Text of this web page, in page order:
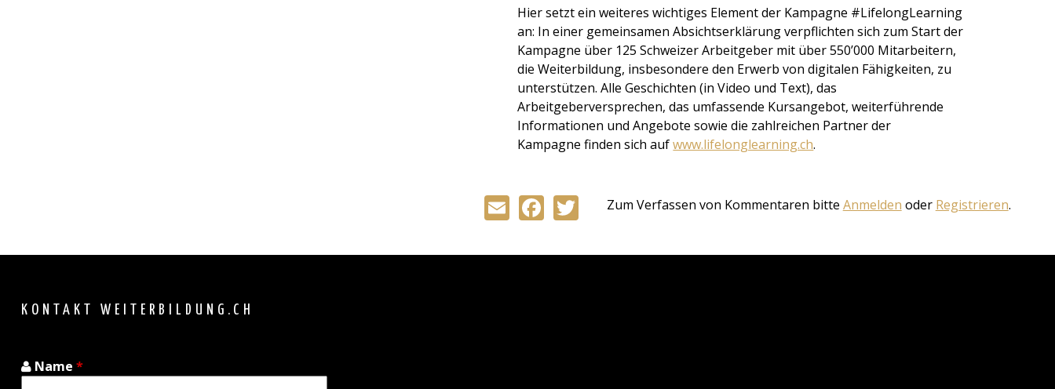
Hier setzt ein weiteres wichtiges Element der Kampagne #LifelongLearning
an: In einer gemeinsamen Absichtserklärung verpflichten sich zum Start der
Kampagne über 125 Schweizer Arbeitgeber mit über 550’000 Mitarbeitern,
die Weiterbildung, insbesondere den Erwerb von digitalen Fähigkeiten, zu
unterstützen. Alle Geschichten (in Video und Text), das
Arbeitgeberversprechen, das umfassende Kursangebot, weiterführende
Informationen und Angebote sowie die zahlreichen Partner der
Kampagne finden sich aufwww.lifelonglearning.ch.
EmailFacebook
Twitter
Zum Verfassen von Kommentaren bitte Anmelden oder Registrieren.
KONTAKT WEITERBILDUNG.CH
Name *